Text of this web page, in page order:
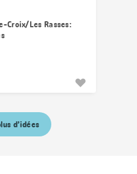
Croix/Les Rasses:
d’idées